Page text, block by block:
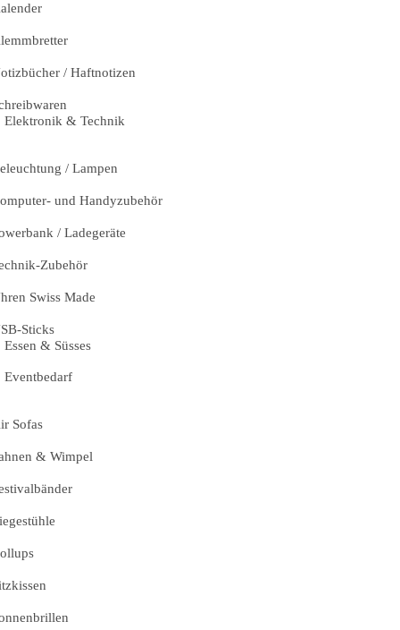
/ Haftnotizen
Elektronik & Technik
/ Lampen
und Handyzubehör
/ Ladegeräte
Zubehör
Swiss Made
Sticks
Essen & Süsses
Eventbedarf
Sofas
& Wimpel